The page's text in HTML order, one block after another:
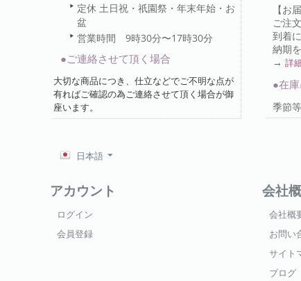
定休 土日祝・祇園祭・年末年始・お
盆
営業時間 9時30分〜17時30分
●ご連絡させて頂く場合
大切な商品につき、仕立などでご不明な点が
有ればご確認の為ご連絡させて頂く場合が御
座います。
【お
ご注
到着
納期
→詳
●在
季節
日本語
アカウント
ログイン
会員登録
会社
会社概
お問い
サイト
ブログ